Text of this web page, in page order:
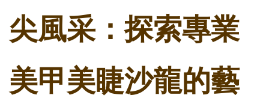
尖風采：探索專業
美甲美睫沙龍的藝